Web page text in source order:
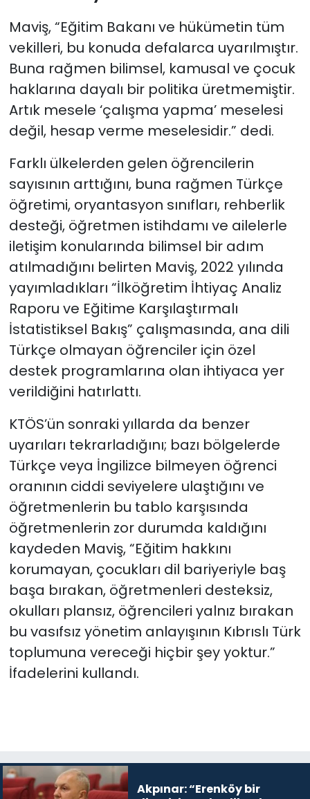
Maviş, “Eğitim Bakanı ve hükümetin tüm
vekilleri, bu konuda defalarca uyarılmıştır.
Buna rağmen bilimsel, kamusal ve çocuk
haklarına dayalı bir politika üretmemiştir.
Artık mesele ‘çalışma yapma’ meselesi
değil, hesap verme meselesidir.” dedi.
Farklı ülkelerden gelen öğrencilerin
sayısının arttığını, buna rağmen Türkçe
öğretimi, oryantasyon sınıfları, rehberlik
desteği, öğretmen istihdamı ve ailelerle
iletişim konularında bilimsel bir adım
atılmadığını belirten Maviş, 2022 yılında
yayımladıkları “İlköğretim İhtiyaç Analiz
Raporu ve Eğitime Karşılaştırmalı
İstatistiksel Bakış” çalışmasında, ana dili
Türkçe olmayan öğrenciler için özel
destek programlarına olan ihtiyaca yer
verildiğini hatırlattı.
KTÖS’ün sonraki yıllarda da benzer
uyarıları tekrarladığını; bazı bölgelerde
Türkçe veya İngilizce bilmeyen öğrenci
oranının ciddi seviyelere ulaştığını ve
öğretmenlerin bu tablo karşısında
öğretmenlerin zor durumda kaldığını
kaydeden Maviş, “Eğitim hakkını
korumayan, çocukları dil bariyeriyle baş
başa bırakan, öğretmenleri desteksiz,
okulları plansız, öğrencileri yalnız bırakan
bu vasıfsız yönetim anlayışının Kıbrıslı Türk
toplumuna vereceği hiçbir şey yoktur.”
İfadelerini kullandı.
Akpınar: “Erenköy bir